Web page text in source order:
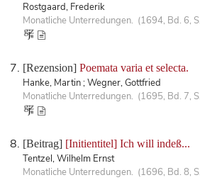
Rostgaard, Frederik
Monatliche Unterredungen. (1694, Bd. 6,
[Rezension] Poemata varia et selecta.
Hanke, Martin ; Wegner, Gottfried
Monatliche Unterredungen. (1695, Bd. 7,
[Beitrag] [Initientitel] Ich will indeß...
Tentzel, Wilhelm Ernst
Monatliche Unterredungen. (1696, Bd. 8,